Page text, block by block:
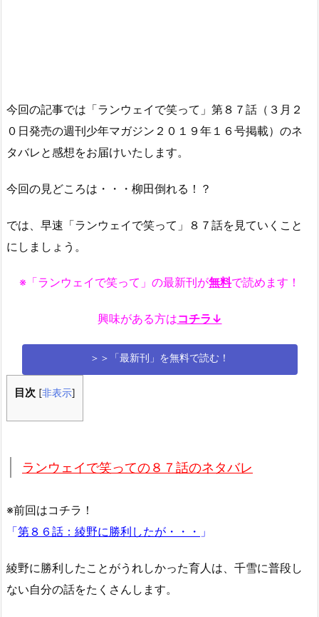
今回の記事では「ランウェイで笑って」第８７話（３月２
０日発売の週刊少年マガジン２０１９年１６号掲載）のネ
タバレと感想をお届けいたします。
今回の見どころは・・・柳田倒れる！？
では、早速「ランウェイで笑って」８７話を見ていくこと
にしましょう。
※「ランウェイで笑って」の最新刊が無料で読めます！
興味がある方はコチラ↓
＞＞「最新刊」を無料で読む！
目次 [非表示]
ランウェイで笑っての８７話のネタバレ
※前回はコチラ！
「第８６話：綾野に勝利したが・・・ 」
綾野に勝利したことがうれしかった育人は、千雪に普段し
ない自分の話をたくさんします。